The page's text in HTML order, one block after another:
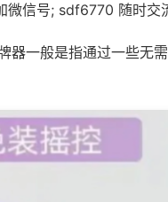
信号; sdf6770 随时交
器一般是指通过一些无